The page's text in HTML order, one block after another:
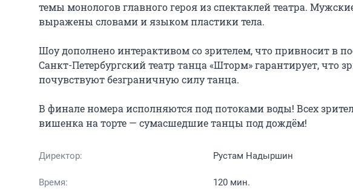
темы монологов главного героя из спектаклей театра.
выражены словами и языком пластики тела.
Шоу дополнено интерактивом со зрителем, что привносит в
Санкт-Петербургский театр танца «Шторм» гарантирует, что
почувствуют безграничную силу танца.
В финале номера исполняются под потоками воды! Всех
вишенка на торте — сумасшедшие танцы под дождём!
Директор: Рустам Надыршин
Время: 120 мин.